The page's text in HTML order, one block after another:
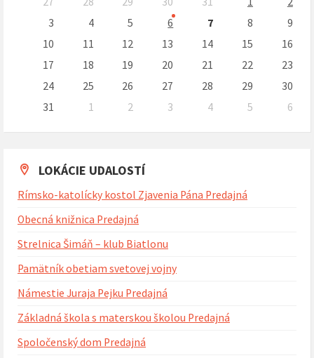
kalendárne
3
4 5 6 7 8
9
10
11 12 13 14 15
16
17
18 19 20 21 22
23
24
25 26 27 28 29
30
31
1 2 3 4 5
6
na
dni
LOKÁCIE UDALOSTÍ
Rímsko-katolícky kostol Zjavenia Pána Predajná
Obecná knižnica Predajná
Strelnica Šimáň – klub Biatlonu
Pamätník obetiam svetovej vojny
Námestie Juraja Pejku Predajná
Základná škola s materskou školou Predajná
Spoločenský dom Predajná